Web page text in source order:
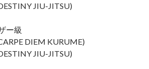
JIU-JITSU)
ー級
DIEM KURUME)
JIU-JITSU)